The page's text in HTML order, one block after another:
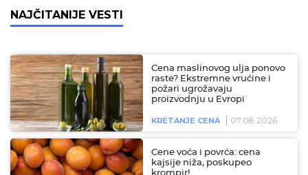
NAJČITANIJE VESTI
Cena maslinovog ulja ponovo
raste? Ekstremne vrućine i
požari ugrožavaju
proizvodnju u Evropi
KRETANJE CENA 07.08.2026
Cene voća i povrća: cena
kajsije niža, poskupeo